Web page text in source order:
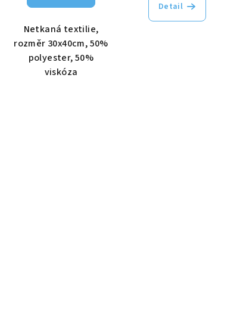
Netkaná textilie,
rozměr 30x40cm, 50%
polyester, 50%
viskóza
Detail